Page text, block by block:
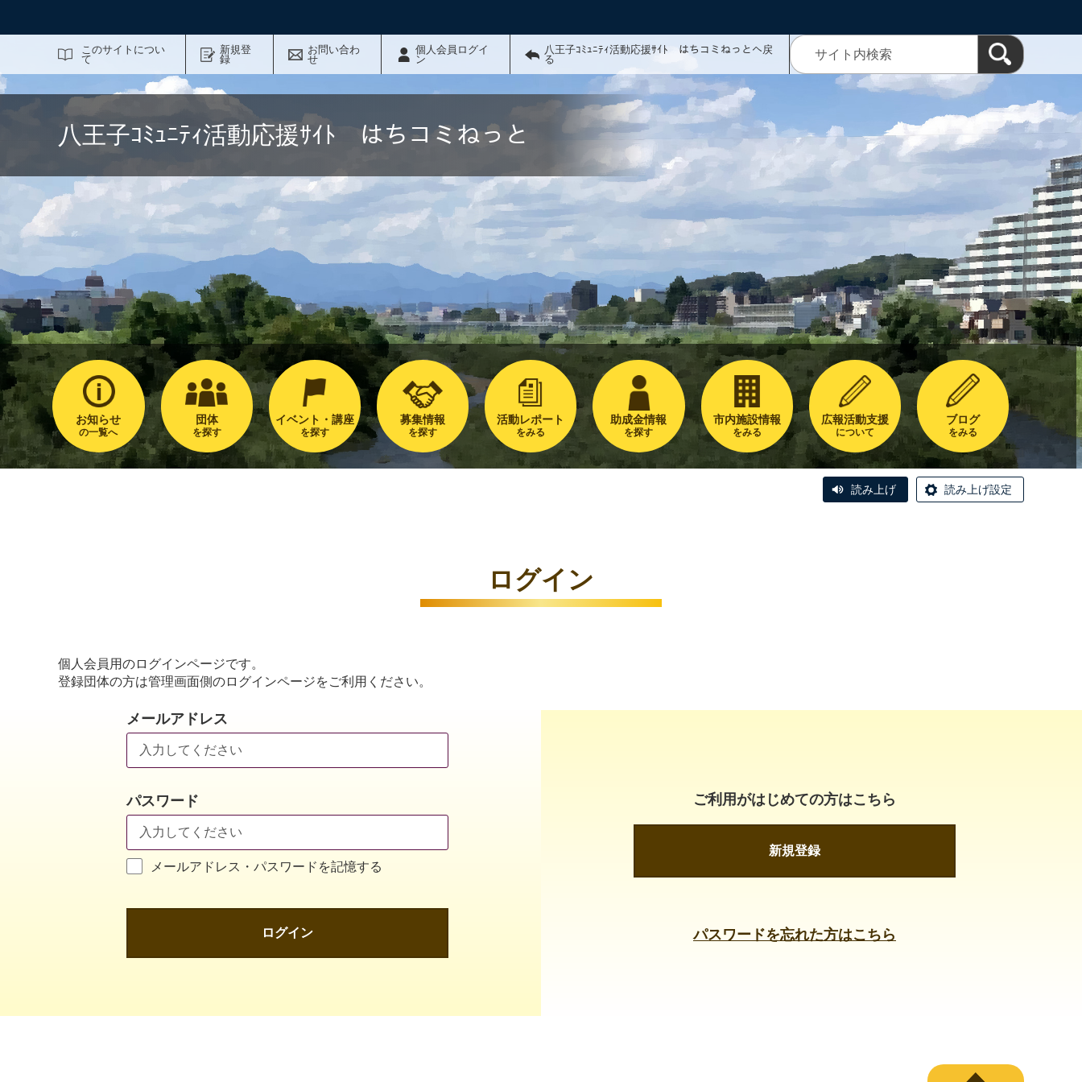
このサイトについ
て
新規登
録
お問い合わ
せ
個人会員ログイ
ン
八王子ｺﾐｭﾆﾃｨ活動応援ｻｲﾄ はちコミねっとへ戻
る
八王子ｺﾐｭﾆﾃｨ活動応援ｻｲﾄ はちコミねっと
お知らせ
の一覧へ
団体
を探す
イベント・講座
を探す
募集情報
を探す
活動レポート
をみる
助成金情報
を探す
市内施設情報
をみる
広報活動支援
について
ブログ
をみる
読み上げ 読み上げ設定
ログイン
個人会員用のログインページです。
登録団体の方は管理画面側のログインページをご利用ください。
メールアドレス
パスワード
メールアドレス・パスワードを記憶する
ログイン
ご利用がはじめての方はこちら
新規登録
パスワードを忘れた方はこちら